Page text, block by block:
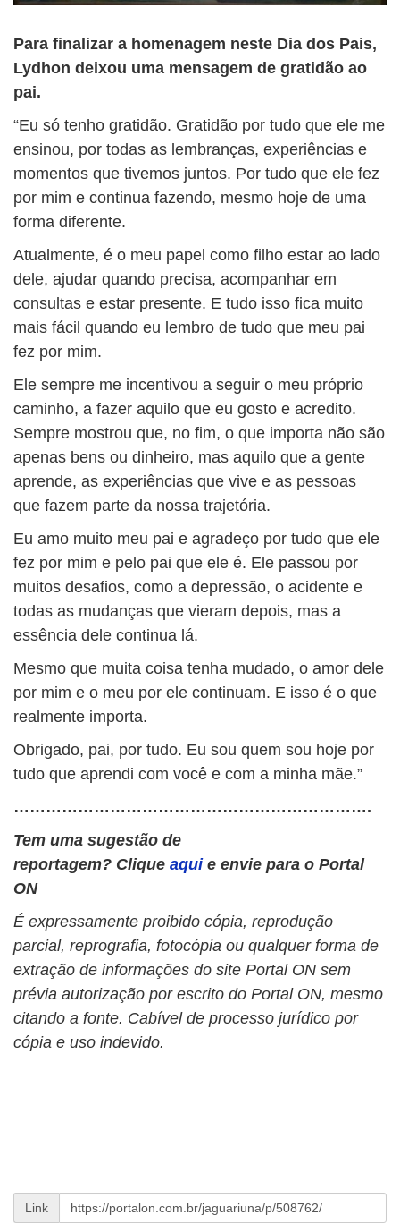
Para finalizar a homenagem neste Dia dos Pais,
Lydhon deixou uma mensagem de gratidão ao
pai.
“Eu só tenho gratidão. Gratidão por tudo que ele me
ensinou, por todas as lembranças, experiências e
momentos que tivemos juntos. Por tudo que ele fez
por mim e continua fazendo, mesmo hoje de uma
forma diferente.
Atualmente, é o meu papel como filho estar ao lado
dele, ajudar quando precisa, acompanhar em
consultas e estar presente. E tudo isso fica muito
mais fácil quando eu lembro de tudo que meu pai
fez por mim.
Ele sempre me incentivou a seguir o meu próprio
caminho, a fazer aquilo que eu gosto e acredito.
Sempre mostrou que, no fim, o que importa não são
apenas bens ou dinheiro, mas aquilo que a gente
aprende, as experiências que vive e as pessoas
que fazem parte da nossa trajetória.
Eu amo muito meu pai e agradeço por tudo que ele
fez por mim e pelo pai que ele é. Ele passou por
muitos desafios, como a depressão, o acidente e
todas as mudanças que vieram depois, mas a
essência dele continua lá.
Mesmo que muita coisa tenha mudado, o amor dele
por mim e o meu por ele continuam. E isso é o que
realmente importa.
Obrigado, pai, por tudo. Eu sou quem sou hoje por
tudo que aprendi com você e com a minha mãe.”
………………………………………………………….
Tem uma sugestão de
reportagem? Clique aqui e envie para o Portal
ON
É expressamente proibido cópia, reprodução
parcial, reprografia, fotocópia ou qualquer forma de
extração de informações do site Portal ON sem
prévia autorização por escrito do Portal ON, mesmo
citando a fonte. Cabível de processo jurídico por
cópia e uso indevido.
Link